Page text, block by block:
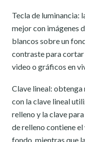
Tecla de luminancia:
mejor con imágenes
blancos sobre un
contraste para
video o gráficos en
Clave lineal:
con la clave lineal
relleno y la clave
de relleno contiene
fondo, mientras que